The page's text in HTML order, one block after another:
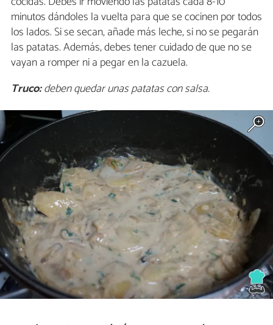
minutos dándoles la vuelta para que se cocinen por todos
los lados. Si se secan, añade más leche, si no se pegarán
las patatas. Además, debes tener cuidado de que no se
vayan a romper ni a pegar en la cazuela.
Truco:deben quedar unas patatas con salsa.